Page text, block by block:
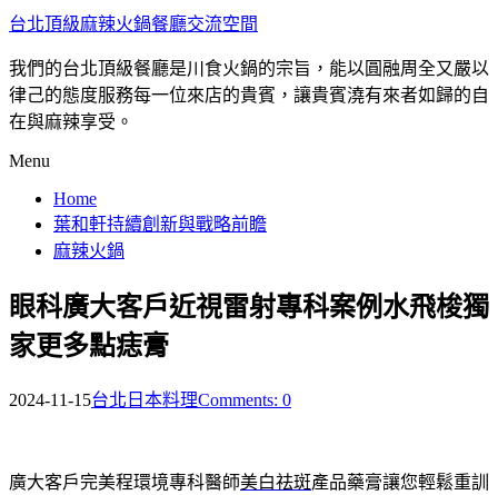
台北頂級麻辣火鍋餐廳交流空間
我們的台北頂級餐廳是川食火鍋的宗旨，能以圓融周全又嚴以
律己的態度服務每一位來店的貴賓，讓貴賓澆有來者如歸的自
在與麻辣享受。
Menu
Home
葉和軒持續創新與戰略前瞻
麻辣火鍋
眼科廣大客戶近視雷射專科案例水飛梭獨
家更多點痣膏
2024-11-15台北日本料理Comments: 0
廣大客戶完美程環境專科醫師美白祛斑產品藥膏讓您輕鬆重訓